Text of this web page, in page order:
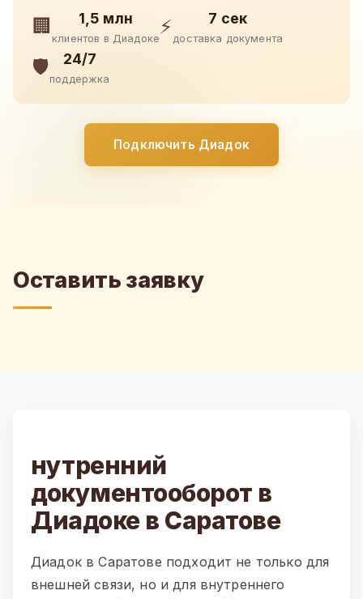
🏢 1,5 млн
клиентов в Диадоке
⚡ 7 сек
доставка документа
🛡️ 24/7
поддержка
Подключить Диадок
Оставить заявку
нутренний
документооборот в
Диадоке в Саратове
Диадок в Саратове подходит не только для
внешней связи, но и для внутреннего